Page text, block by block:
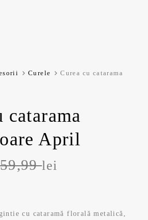
Curele
Curea cu catarama
catarama
April
59,99lei
cu cataramă florală metalică,